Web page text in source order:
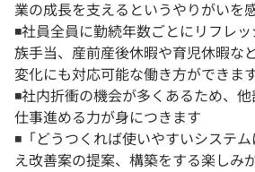
業の成長を支えるというやりがいを
◾️社員全員に勤続年数ごとにリフレ
族手当、産前産後休暇や育児休暇な
変化にも対応可能な働き方ができます
◾️社内折衝の機会が多くあるため、
仕事進める力が身につきます
◾️「どうつくれば使いやすいシステ
え改善案の提案、構築をする楽しみ